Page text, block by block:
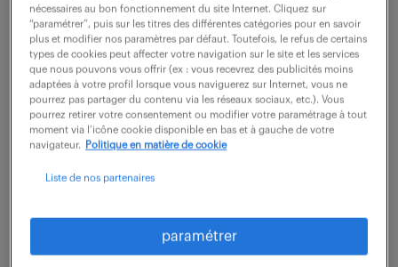
vous jouerez un rôle clé dans le traitement des
opérations de facturation et la gestion...
voir l'offre
technicien support production /
informaticien industriel (f/h)
7 juillet 2026
nécessaires au bon fonctionnement du site Internet. Cliquez sur
“paramétrer”, puis sur les titres des différentes catégories pour en savoir
plus et modifier nos paramètres par défaut. Toutefois, le refus de certains
types de cookies peut affecter votre navigation sur le site et les services
que nous pouvons vous offrir (ex : vous recevrez des publicités moins
adaptées à votre profil lorsque vous naviguerez sur Internet, vous ne
pourrez pas partager du contenu via les réseaux sociaux, etc.). Vous
pourrez retirer votre consentement ou modifier votre paramétrage à tout
moment via l’icône cookie disponible en bas et à gauche de votre
navigateur.
Politique en matière de cookie
Liste de nos partenaires
paramétrer